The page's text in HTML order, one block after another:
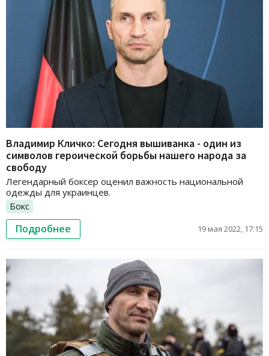
Владимир Кличко: Сегодня вышиванка - один из
символов героической борьбы нашего народа за
свободу
Легендарный боксер оценил важность национальной
одежды для украинцев.
Бокс
Подробнее 19 мая 2022, 17:15